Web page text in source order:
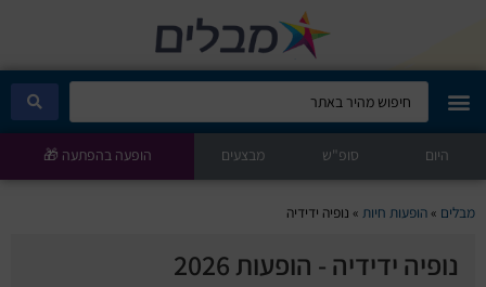
מבלים קלאב
הופעות היום
סטנדאפ
היום סופ"ש מבצעים הופעה בהפתעה 🎁
מבלים »הופעות חיות » נופיה ידידיה
נופיה ידידיה - הופעות 2026